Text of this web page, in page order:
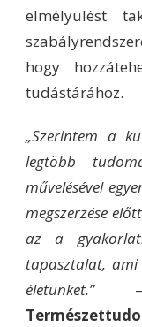
elmélyülést
hogy
tudástárához.
„Szerintem a
legtöbb
művelésével
megszerzése
az a
tapasztalat,
életünket.”